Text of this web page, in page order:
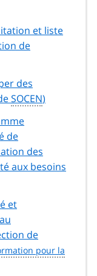
et liste
de
des
SOCEN)
de
des
aux besoins
et
de